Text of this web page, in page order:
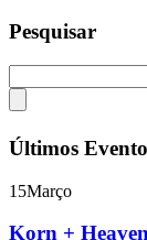
Pesquisar
Últimos
15Março
Korn +